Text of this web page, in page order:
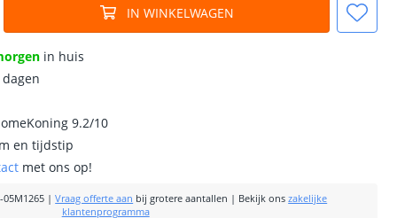
IN WINKELWAGEN
in huis
9.2/10
en tijdstip
met ons op!
05M1265 |Vraag offerte aan bij grotere aantallen | Bekijk ons zakelijke
klantenprogramma